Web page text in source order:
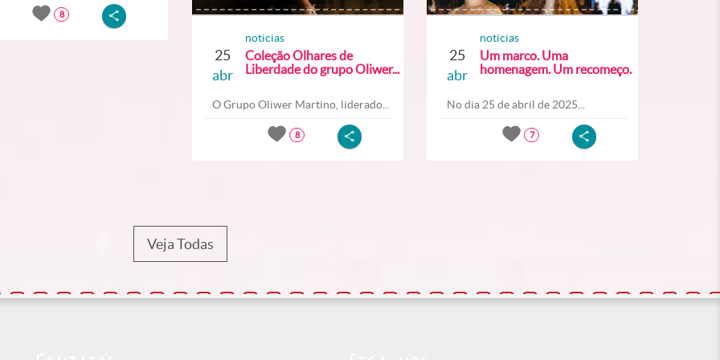
8
25
abr
noticias
Coleção Olhares de
Liberdade do grupo Oliwer...
O Grupo Oliwer Martino, liderado...
8
25
abr
noticias
Um marco. Uma
homenagem. Um recomeço.
No dia 25 de abril de 2025...
7
Veja Todas